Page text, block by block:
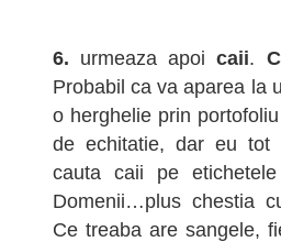
6. urmeaza apoicaii.
Probabil ca va aparea la
o herghelie prin
de echitatie, dar eu tot
cauta caii pe
Domenii…plus chestia
Ce treaba are sangele,